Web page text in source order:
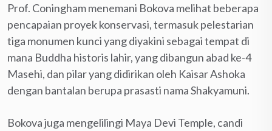
Prof. Coningham menemani Bokova melihat beberapa
pencapaian proyek konservasi, termasuk pelestarian
tiga monumen kunci yang diyakini sebagai tempat di
mana Buddha historis lahir, yang dibangun abad ke-4
Masehi, dan pilar yang didirikan oleh Kaisar Ashoka
dengan bantalan berupa prasasti nama Shakyamuni.
Bokova juga mengelilingi Maya Devi Temple, candi